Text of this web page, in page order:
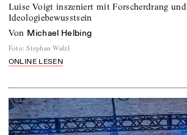
Luise Voigt inszeniert mit Forscherdrang und
Ideologiebewusstsein
von Michael Helbing
Foto: Stephan Walzl
ONLINE LESEN